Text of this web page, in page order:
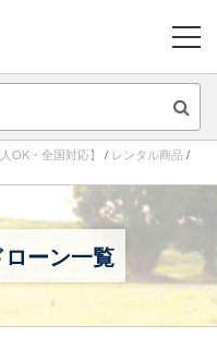
OK・全国対応】 / レンタル商品 /
ーン一覧